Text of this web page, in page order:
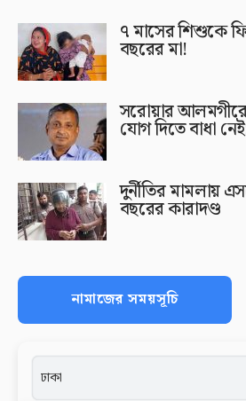
৭ মাসের শিশুকে
বছরের মা!
সরোয়ার
যোগ দিতে বাধা
দুর্নীতির মামলায়
বছরের কারাদণ্ড
নামাজের সময়সূচি